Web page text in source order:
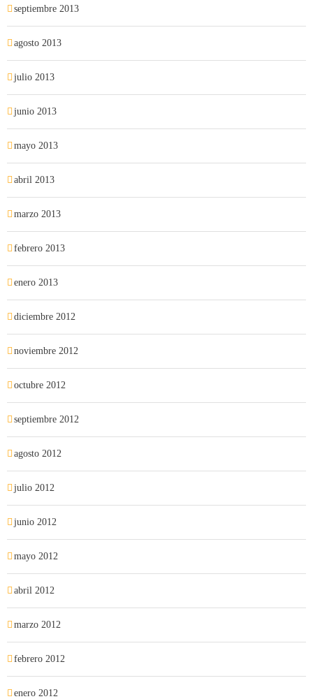
septiembre 2013
agosto 2013
julio 2013
junio 2013
mayo 2013
abril 2013
marzo 2013
febrero 2013
enero 2013
diciembre 2012
noviembre 2012
octubre 2012
septiembre 2012
agosto 2012
julio 2012
junio 2012
mayo 2012
abril 2012
marzo 2012
febrero 2012
enero 2012